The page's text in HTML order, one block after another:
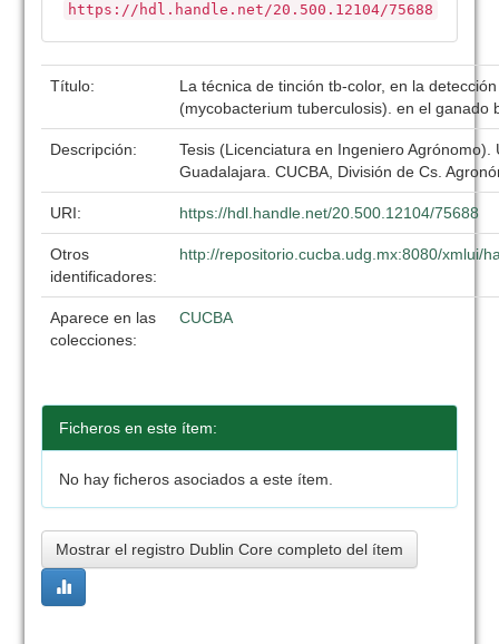
https://hdl.handle.net/20.500.12104/75688
Título:
La técnica de tinción tb-color, en la
(mycobacterium tuberculosis). en el ganado
Descripción:
Tesis (Licenciatura en Ingeniero Agrónomo).
Guadalajara. CUCBA, División de Cs.
URI: https://hdl.handle.net/20.500.12104/75688
Otros
identificadores:
http://repositorio.cucba.udg.mx:8080/xmlui/
Aparece en las
colecciones:
CUCBA
Ficheros en este ítem:
No hay ficheros asociados a este ítem.
Mostrar el registro Dublin Core completo del ítem